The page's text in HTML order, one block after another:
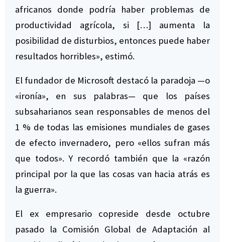
africanos donde podría haber problemas de
productividad agrícola, si […] aumenta la
posibilidad de disturbios, entonces puede haber
resultados horribles», estimó.
El fundador de Microsoft destacó la paradoja —o
«ironía», en sus palabras— que los países
subsaharianos sean responsables de menos del
1 % de todas las emisiones mundiales de gases
de efecto invernadero, pero «ellos sufran más
que todos». Y recordó también que la «razón
principal por la que las cosas van hacia atrás es
la guerra».
El ex empresario copreside desde octubre
pasado la Comisión Global de Adaptación al